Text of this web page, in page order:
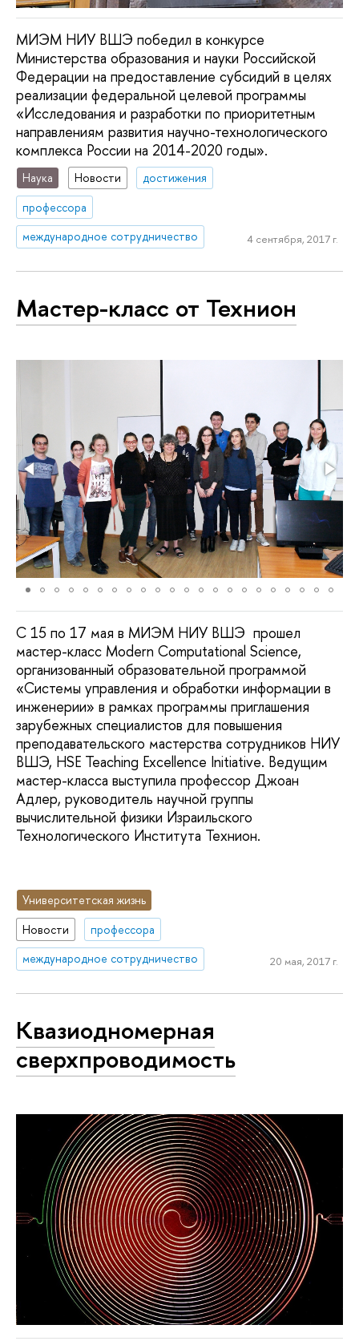
МИЭМ НИУ ВШЭ победил в конкурсе
Министерства образования и науки Российской
Федерации на предоставление субсидий в целях
реализации федеральной целевой программы
«Исследования и разработки по приоритетным
направлениям развития научно-технологического
комплекса России на 2014-2020 годы».
Наука Новости
достижения
профессора
международное сотрудничество
4 сентября, 2017 г.
Мастер-класс от Технион
C 15 по 17 мая в МИЭМ НИУ ВШЭ прошел
мастер-класс Modern Computational Science,
организованный образовательной программой
«Системы управления и обработки информации в
инженерии» в рамках программы приглашения
зарубежных специалистов для повышения
преподавательского мастерства сотрудников НИУ
ВШЭ, HSE Teaching Excellence Initiative. Ведущим
мастер-класса выступила профессор Джоан
Адлер, руководитель научной группы
вычислительной физики Израильского
Технологического Института Технион.
Университетская жизнь
Новости
профессора
международное сотрудничество
20 мая, 2017 г.
Квазиодномерная
сверхпроводимость